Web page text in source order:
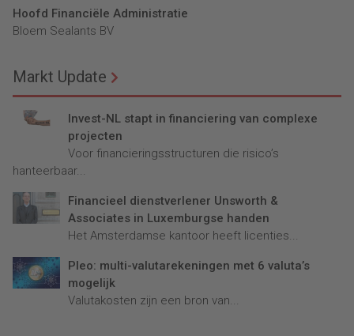
Hoofd Financiële Administratie
Bloem Sealants BV
Markt Update
Invest-NL stapt in financiering van complexe
projecten
Voor financieringsstructuren die risico’s
hanteerbaar...
Financieel dienstverlener Unsworth &
Associates in Luxemburgse handen
Het Amsterdamse kantoor heeft licenties...
Pleo: multi-valutarekeningen met 6 valuta’s
mogelijk
Valutakosten zijn een bron van...